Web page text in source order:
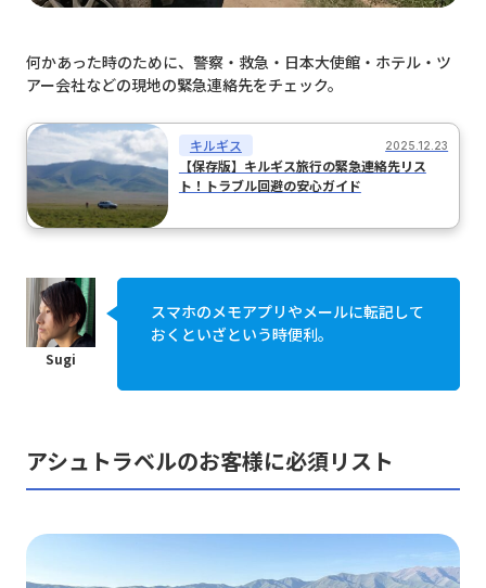
何かあった時のために、警察・救急・日本大使館・ホテル・ツ
アー会社などの現地の緊急連絡先をチェック。
キルギス 2025.12.23
【保存版】キルギス旅行の緊急連絡先リス
ト！トラブル回避の安心ガイド
スマホのメモアプリやメールに転記して
おくといざという時便利。
アシュトラベルのお客様に必須リスト